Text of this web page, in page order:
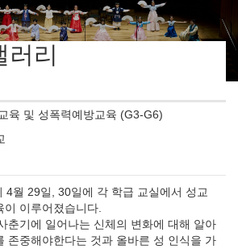
러리
육 및 성폭력예방교육 (G3-G6)
4월 29일, 30일에 각 학급 교실에서 성교
이루어졌습니다.
춘기에 일어나는 신체의 변화에 대해 알아
존중해야한다는 것과 올바른 성 인식을 가